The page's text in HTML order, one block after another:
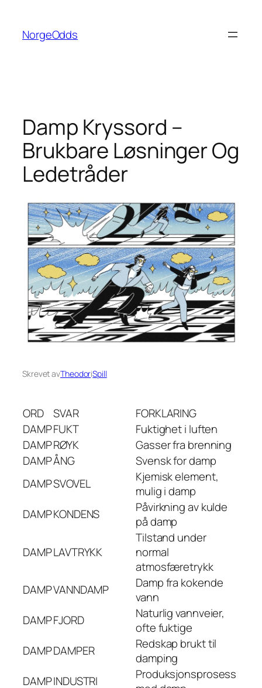
innhold
NorgeOdds
Damp Kryssord –
Brukbare Løsninger Og
Ledetråder
Skrevet avTheodoriSpill
ORD SVAR
FORKLARING
DAMPFUKT
Fuktighet i luften
DAMPRØYK
Gasser fra brenning
DAMPÅNG
Svensk for damp
DAMPSVOVEL
Kjemisk element,
mulig i damp
DAMPKONDENS
Påvirkning av kulde
på damp
DAMPLAVTRYKK
Tilstand under
normal
atmosfæretrykk
DAMPVANNDAMP
Damp fra kokende
vann
DAMPFJORD
Naturlig vannveier,
ofte fuktige
DAMPDAMPER
Redskap brukt til
damping
DAMPINDUSTRI
Produksjonsprosess